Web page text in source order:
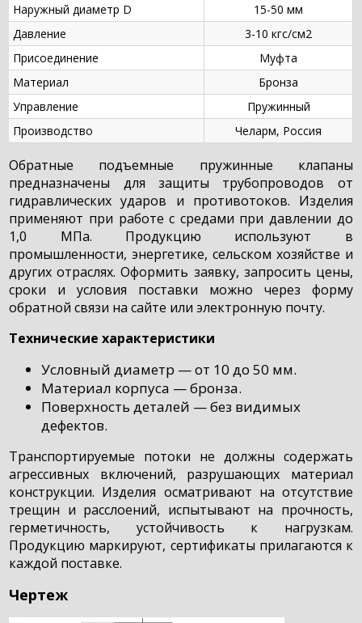
Наружный диаметр D
15-50 мм
Давление
3-10 кгс/см2
Присоединение
Муфта
Материал
Бронза
Управление
Пружинный
Производство
Челарм, Россия
Обратные подъемные пружинные клапаны
предназначены для защиты трубопроводов от
гидравлических ударов и противотоков. Изделия
применяют при работе с средами при давлении до
1,0 МПа. Продукцию используют в
промышленности, энергетике, сельском хозяйстве и
других отраслях. Оформить заявку, запросить цены,
сроки и условия поставки можно через форму
обратной связи на сайте или электронную почту.
Технические характеристики
Условный диаметр — от 10 до 50 мм.
Материал корпуса — бронза.
Поверхность деталей — без видимых
дефектов.
Транспортируемые потоки не должны содержать
агрессивных включений, разрушающих материал
конструкции. Изделия осматривают на отсутствие
трещин и расслоений, испытывают на прочность,
герметичность, устойчивость к нагрузкам.
Продукцию маркируют, сертификаты прилагаются к
каждой поставке.
Чертеж